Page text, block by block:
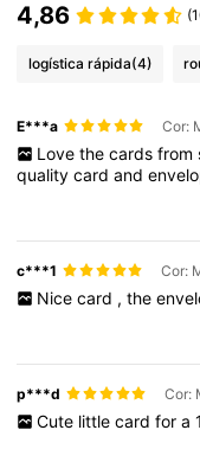
4,86
logística rápida(4)
E***a
Love the cards from
qualitycardand
c***1
Nice card , the
p***d
Cute little card for a